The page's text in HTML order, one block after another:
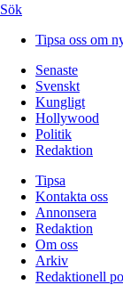
Sök
Tipsa oss om
Senaste
Svenskt
Kungligt
Hollywood
Politik
Redaktion
Tipsa
Kontakta oss
Annonsera
Redaktion
Om oss
Arkiv
Redaktionell